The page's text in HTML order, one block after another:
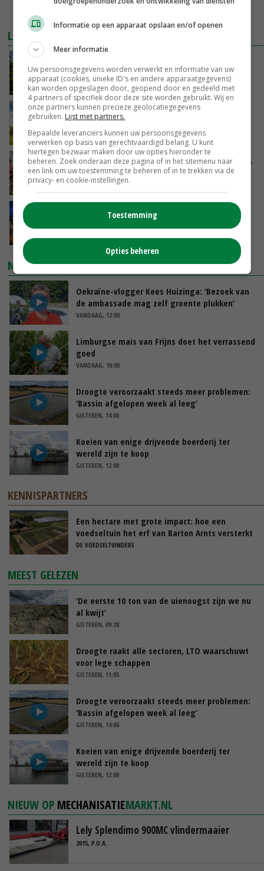
LAATSTE NIEUWS
minister spreekt van ‘ondernemersrisico’
VANDAAG, 16:27
‘Rendement van Krullvarkens komt van de
overkant’
VANDAAG, 15:30
Oorlogen en El Niño stuwen voedselprijzen op
VANDAAG, 15:04
Nettowinst Royal A-ware onder druk ondanks
NIEUWSTE VIDEO'S
Oekraïne-vlogger Kees Huizinga: ‘Bezoek van
de ambassade mag zelf groente plukken’
VANDAAG, 12:00
Limburgse mais van Frijns doet het verrassend
goed
VANDAAG, 10:00
Droogte veroorzaakt steeds meer problemen:
‘Bassin afgelopen week al leeg’
GISTEREN, 14:06
Koeien van enige drijvende boerderij ter
wereld zijn te koop
GISTEREN, 12:00
KENNISPARTNERS
Een hectare met grote impact: hoe een
voedseltuin het erf van Barton Arnts versterkt
DE VOEDSELTUINDERS
MEEST GELEZEN
‘De eerste 10 ton van de uienoogst zijn we nu
al kwijt’
GISTEREN, 09:28
Droogte raakt alle sectoren, LTO waarschuwt
voor lege schappen
GISTEREN, 11:05
Droogte veroorzaakt steeds meer problemen:
‘Bassin afgelopen week al leeg’
GISTEREN, 14:06
Koeien van enige drijvende boerderij ter
wereld zijn te koop
GISTEREN, 12:00
NIEUW OP MECHANISATIEMARKT.NL
Lely Splendimo 900MC vlindermaaier
2015, P.O.A.
Informatie op een apparaat opslaan en/of openen
Meer informatie
Uw persoonsgegevens worden verwerkt en informatie van uw
apparaat (cookies, unieke ID's en andere apparaatgegevens)
kan worden opgeslagen door, geopend door en gedeeld met
4 partners of specifiek door deze site worden gebruikt. Wij en
onze partners kunnen precieze geolocatiegegevens
gebruiken. Lijst met partners.
Bepaalde leveranciers kunnen uw persoonsgegevens
verwerken op basis van gerechtvaardigd belang. U kunt
hiertegen bezwaar maken door uw opties hieronder te
beheren. Zoek onderaan deze pagina of in het sitemenu naar
een link om uw toestemming te beheren of in te trekken via de
privacy- en cookie-instellingen.
Toestemming
Opties beheren